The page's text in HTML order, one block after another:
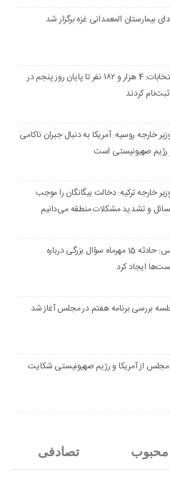
بیمارستان المعمدانی غزه برگزار شد
سخنگوی ستاد انتخابات: 4 هزار و ۱۸۲ نفر تا پایان روز پنجم در
کردند
خارجه روسیه: آمریکا به دنبال جبران ناکامی
رژیم صهیونیستی است
خارجه ترکیه: دخالت بیگانگان را موجب
و تشدید مشکلات منطقه می‌دانیم
سفیر ایران در تونس: حادثه 15 مهرماه سؤال بزرگی درباره
ایجاد کرد
بررسی برنامه هفتم در مجلس آغاز شد
از آمریکا و رژیم صهیونیستی شکایت
محبوب تصادفی